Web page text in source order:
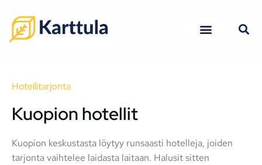
Hotellitarjonta
Kuopion hotellit
Kuopion keskustasta löytyy runsaasti hotelleja, joiden
tarjonta vaihtelee laidasta laitaan. Halusit sitten